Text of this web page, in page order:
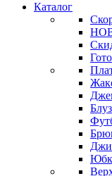
Каталог